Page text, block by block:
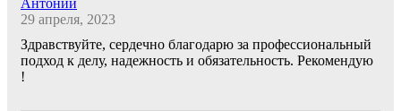
29 апреля, 2023
Здравствуйте, сердечно благодарю за профессиональный
подход к делу, надежность и обязательность. Рекомендую
!